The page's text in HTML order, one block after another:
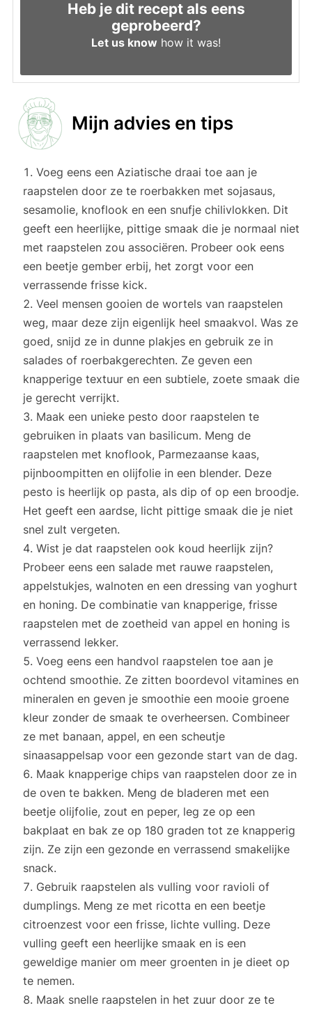
Heb je dit recept als eens
geprobeerd?
Let us know how it was!
Mijn advies en tips
Voeg eens een Aziatische draai toe aan je
raapstelen door ze te roerbakken met sojasaus,
sesamolie, knoflook en een snufje chilivlokken. Dit
geeft een heerlijke, pittige smaak die je normaal niet
met raapstelen zou associëren. Probeer ook eens
een beetje gember erbij, het zorgt voor een
verrassende frisse kick.
Veel mensen gooien de wortels van raapstelen
weg, maar deze zijn eigenlijk heel smaakvol. Was ze
goed, snijd ze in dunne plakjes en gebruik ze in
salades of roerbakgerechten. Ze geven een
knapperige textuur en een subtiele, zoete smaak die
je gerecht verrijkt.
Maak een unieke pesto door raapstelen te
gebruiken in plaats van basilicum. Meng de
raapstelen met knoflook, Parmezaanse kaas,
pijnboompitten en olijfolie in een blender. Deze
pesto is heerlijk op pasta, als dip of op een broodje.
Het geeft een aardse, licht pittige smaak die je niet
snel zult vergeten.
Wist je dat raapstelen ook koud heerlijk zijn?
Probeer eens een salade met rauwe raapstelen,
appelstukjes, walnoten en een dressing van yoghurt
en honing. De combinatie van knapperige, frisse
raapstelen met de zoetheid van appel en honing is
verrassend lekker.
Voeg eens een handvol raapstelen toe aan je
ochtend smoothie. Ze zitten boordevol vitamines en
mineralen en geven je smoothie een mooie groene
kleur zonder de smaak te overheersen. Combineer
ze met banaan, appel, en een scheutje
sinaasappelsap voor een gezonde start van de dag.
Maak knapperige chips van raapstelen door ze in
de oven te bakken. Meng de bladeren met een
beetje olijfolie, zout en peper, leg ze op een
bakplaat en bak ze op 180 graden tot ze knapperig
zijn. Ze zijn een gezonde en verrassend smakelijke
snack.
Gebruik raapstelen als vulling voor ravioli of
dumplings. Meng ze met ricotta en een beetje
citroenzest voor een frisse, lichte vulling. Deze
vulling geeft een heerlijke smaak en is een
geweldige manier om meer groenten in je dieet op
te nemen.
Maak snelle raapstelen in het zuur door ze te